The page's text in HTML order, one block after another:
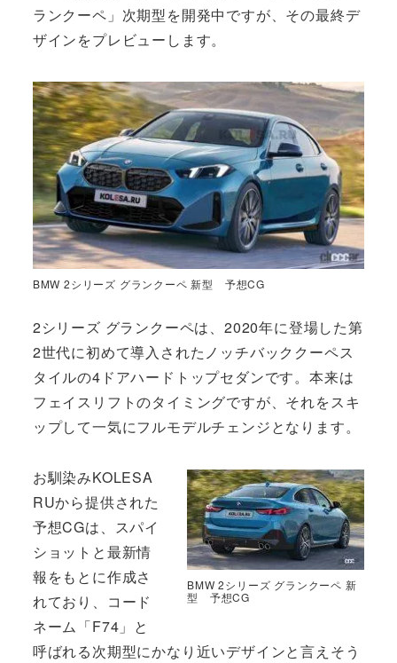
ランクーペ」次期型を開発中ですが、その最終デ
ザインをプレビューします。
BMW 2シリーズ グランクーペ 新型 予想CG
2シリーズ グランクーペは、2020年に登場した第
2世代に初めて導入されたノッチバッククーペス
タイルの4ドアハードトップセダンです。本来は
フェイスリフトのタイミングですが、それをスキ
ップして一気にフルモデルチェンジとなります。
BMW 2シリーズ グランクーペ 新
型 予想CG
お馴染みKOLESA
RUから提供された
予想CGは、スパイ
ショットと最新情
報をもとに作成さ
れており、コード
ネーム「F74」と
呼ばれる次期型にかなり近いデザインと言えそう